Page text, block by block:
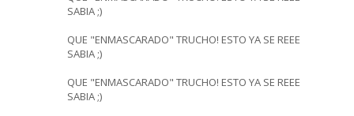
SABIA ;)
QUE "ENMASCARADO" TRUCHO! ESTO YA SE REEE
SABIA ;)
QUE "ENMASCARADO" TRUCHO! ESTO YA SE REEE
SABIA ;)